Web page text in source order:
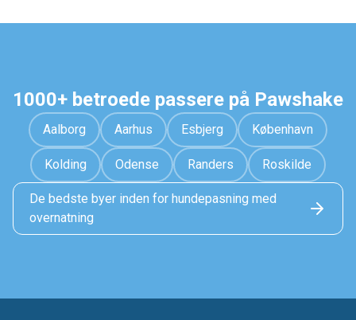
1000+ betroede passere på Pawshake
Aalborg Aarhus Esbjerg København
Kolding Odense Randers Roskilde
De bedste byer inden for hundepasning med
overnatning